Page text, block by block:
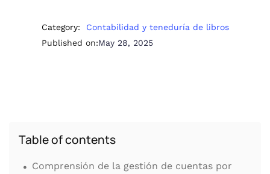
Category:
Contabilidad y teneduría de libros
Published on:May 28, 2025
Table of contents
. Comprensión de la gestión de cuentas por